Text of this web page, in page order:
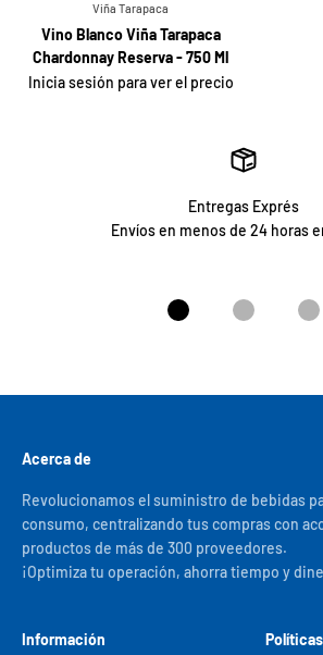
Viña Tarapaca
Vino Blanco Viña Tarapaca
Chardonnay Reserva - 750 Ml
Inicia sesión para ver el precio
Entregas Exprés
Envíos en menos de 24 horas
Ir al artículo 1Ir al artículo 2
Ir
Acerca de
Revolucionamos el suministro de bebidas
consumo, centralizando tus compras con
productos de más de 300 proveedores.
¡Optimiza tu operación, ahorra tiempo y
Información Políticas